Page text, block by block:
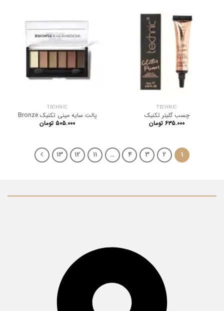
TECHNIC
چسب گلیتر تکنیک
۶۳۵.۰۰۰ تومان
TECHNIC
پالت سایه مینی تکنیک Bronze
۵۰۵.۰۰۰ تومان
1
2
3
4
…
11
12
13